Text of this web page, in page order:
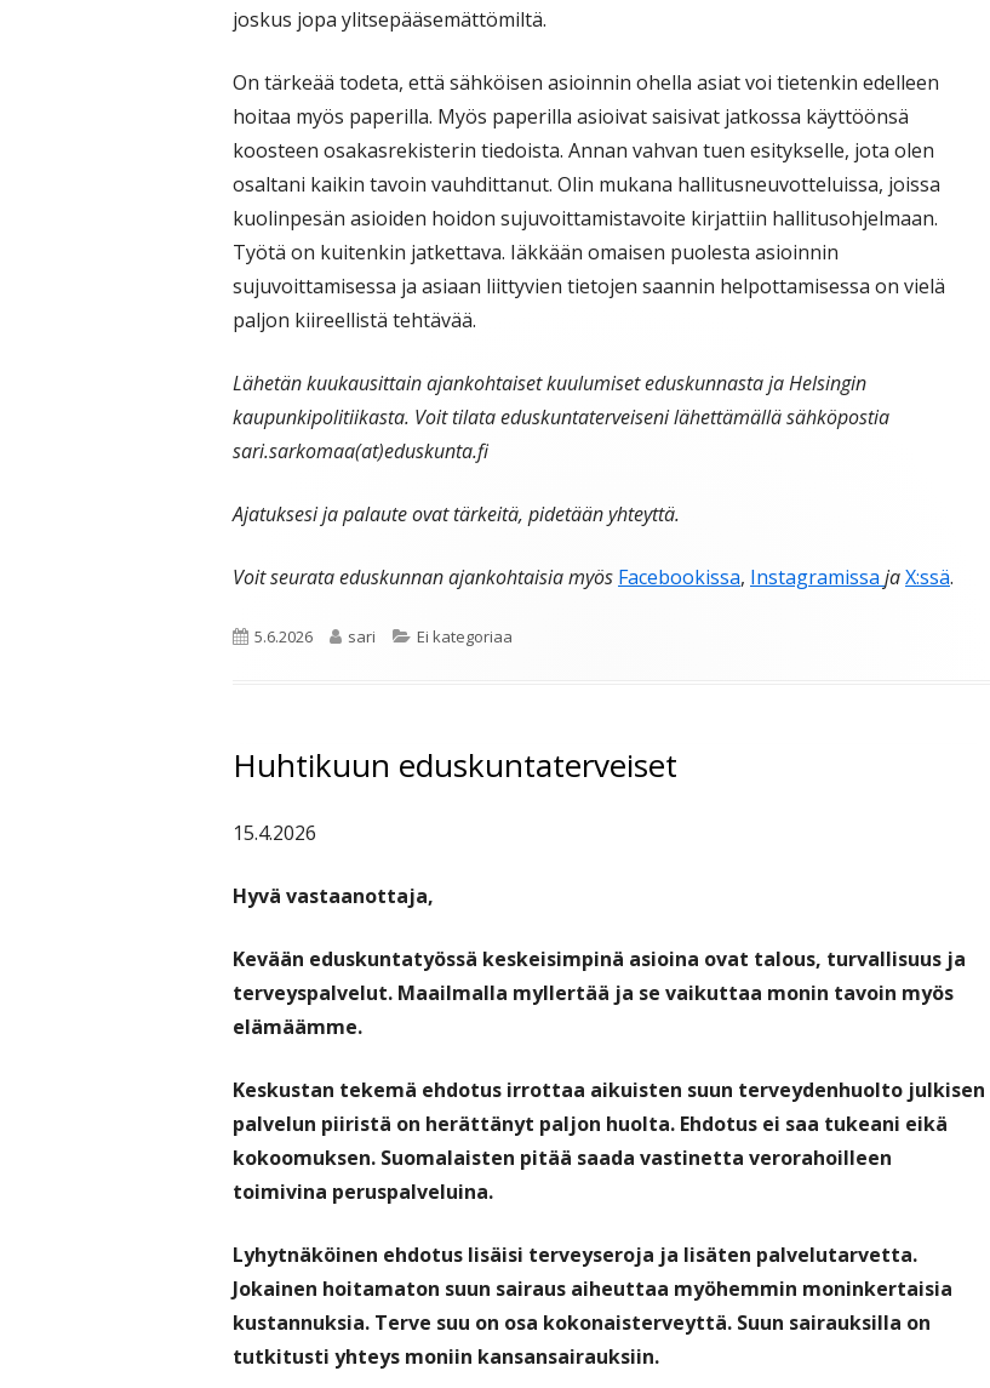
joskus jopa ylitsepääsemättömiltä.
On tärkeää todeta, että sähköisen asioinnin ohella asiat voi tietenkin edelleen
hoitaa myös paperilla. Myös paperilla asioivat saisivat jatkossa käyttöönsä
koosteen osakasrekisterin tiedoista. Annan vahvan tuen esitykselle, jota olen
osaltani kaikin tavoin vauhdittanut. Olin mukana hallitusneuvotteluissa, joissa
kuolinpesän asioiden hoidon sujuvoittamistavoite kirjattiin hallitusohjelmaan.
Työtä on kuitenkin jatkettava. Iäkkään omaisen puolesta asioinnin
sujuvoittamisessa ja asiaan liittyvien tietojen saannin helpottamisessa on vielä
paljon kiireellistä tehtävää.
Lähetän kuukausittain ajankohtaiset kuulumiset eduskunnasta ja Helsingin
kaupunkipolitiikasta. Voit tilata eduskuntaterveiseni lähettämällä sähköpostia
sari.sarkomaa(at)eduskunta.fi
Ajatuksesi ja palaute ovat tärkeitä, pidetään yhteyttä.
Voit seurata eduskunnan ajankohtaisia myös Facebookissa, Instagramissa jaX:ssä.
Julkaistu
5.6.2026 Kirjoittaja
sari Kategoriat
Ei kategoriaa
Huhtikuun eduskuntaterveiset
15.4.2026
Hyvä vastaanottaja,
Kevään eduskuntatyössä keskeisimpinä asioina ovat talous, turvallisuus ja
terveyspalvelut. Maailmalla myllertää ja se vaikuttaa monin tavoin myös
elämäämme.
Keskustan tekemä ehdotus irrottaa aikuisten suun terveydenhuolto julkisen
palvelun piiristä on herättänyt paljon huolta. Ehdotus ei saa tukeani eikä
kokoomuksen. Suomalaisten pitää saada vastinetta verorahoilleen
toimivina peruspalveluina.
Lyhytnäköinen ehdotus lisäisi terveyseroja ja lisäten palvelutarvetta.
Jokainen hoitamaton suun sairaus aiheuttaa myöhemmin moninkertaisia
kustannuksia. Terve suu on osa kokonaisterveyttä. Suun sairauksilla on
tutkitusti yhteys moniin kansansairauksiin.